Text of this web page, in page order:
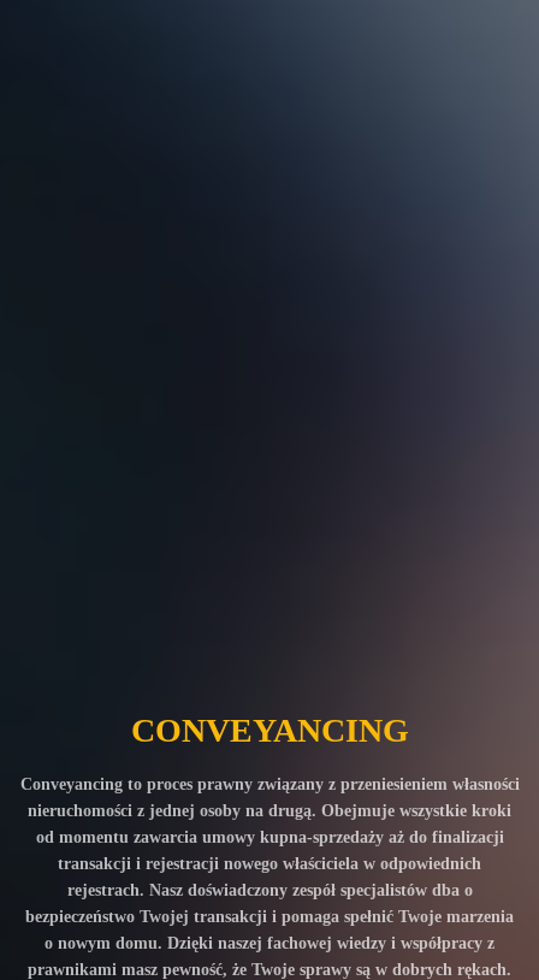
CONVEYANCING
Conveyancing to proces prawny związany z przeniesieniem własności
nieruchomości z jednej osoby na drugą. Obejmuje wszystkie kroki
od momentu zawarcia umowy kupna-sprzedaży aż do finalizacji
transakcji i rejestracji nowego właściciela w odpowiednich
rejestrach. Nasz doświadczony zespół specjalistów dba o
bezpieczeństwo Twojej transakcji i pomaga spełnić Twoje marzenia
o nowym domu. Dzięki naszej fachowej wiedzy i współpracy z
prawnikami masz pewność, że Twoje sprawy są w dobrych rękach.